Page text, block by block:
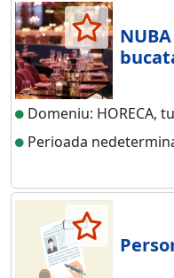
Domeniu: HORECA,
Perioada